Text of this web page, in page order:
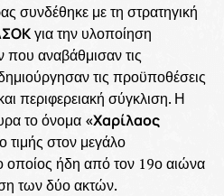
συνδέθηκε με τη στρατηγική
για την υλοποίηση
αναβάθμισαν τις
τις προϋποθέσεις
περιφερειακή σύγκλιση. Η
το όνομα «Χαρίλαος
τιμής στον μεγάλο
οποίος ήδη από τον 19ο αιώνα
των δύο ακτών.